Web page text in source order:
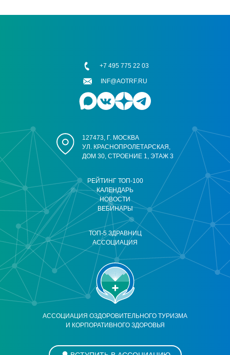
АССОЦИАЦИЯ ОЗДОРОВИТЕЛЬНОГО ТУРИЗМА
И КОРПОРАТИВНОГО ЗДОРОВЬЯ
РЕЙТИНГ ТОП-100
КАЛЕНДАРЬ
НОВОСТИ
ВЕБИНАРЫ
ТОП-5 ЗДРАВНИЦ
АССОЦИАЦИЯ
127473, Г. МОСКВА
УЛ. КРАСНОПРОЛЕТАРСКАЯ,
ДОМ 30, СТРОЕНИЕ 1, ЭТАЖ 3
+7 495 775 22 03
INF@AOTRF.RU